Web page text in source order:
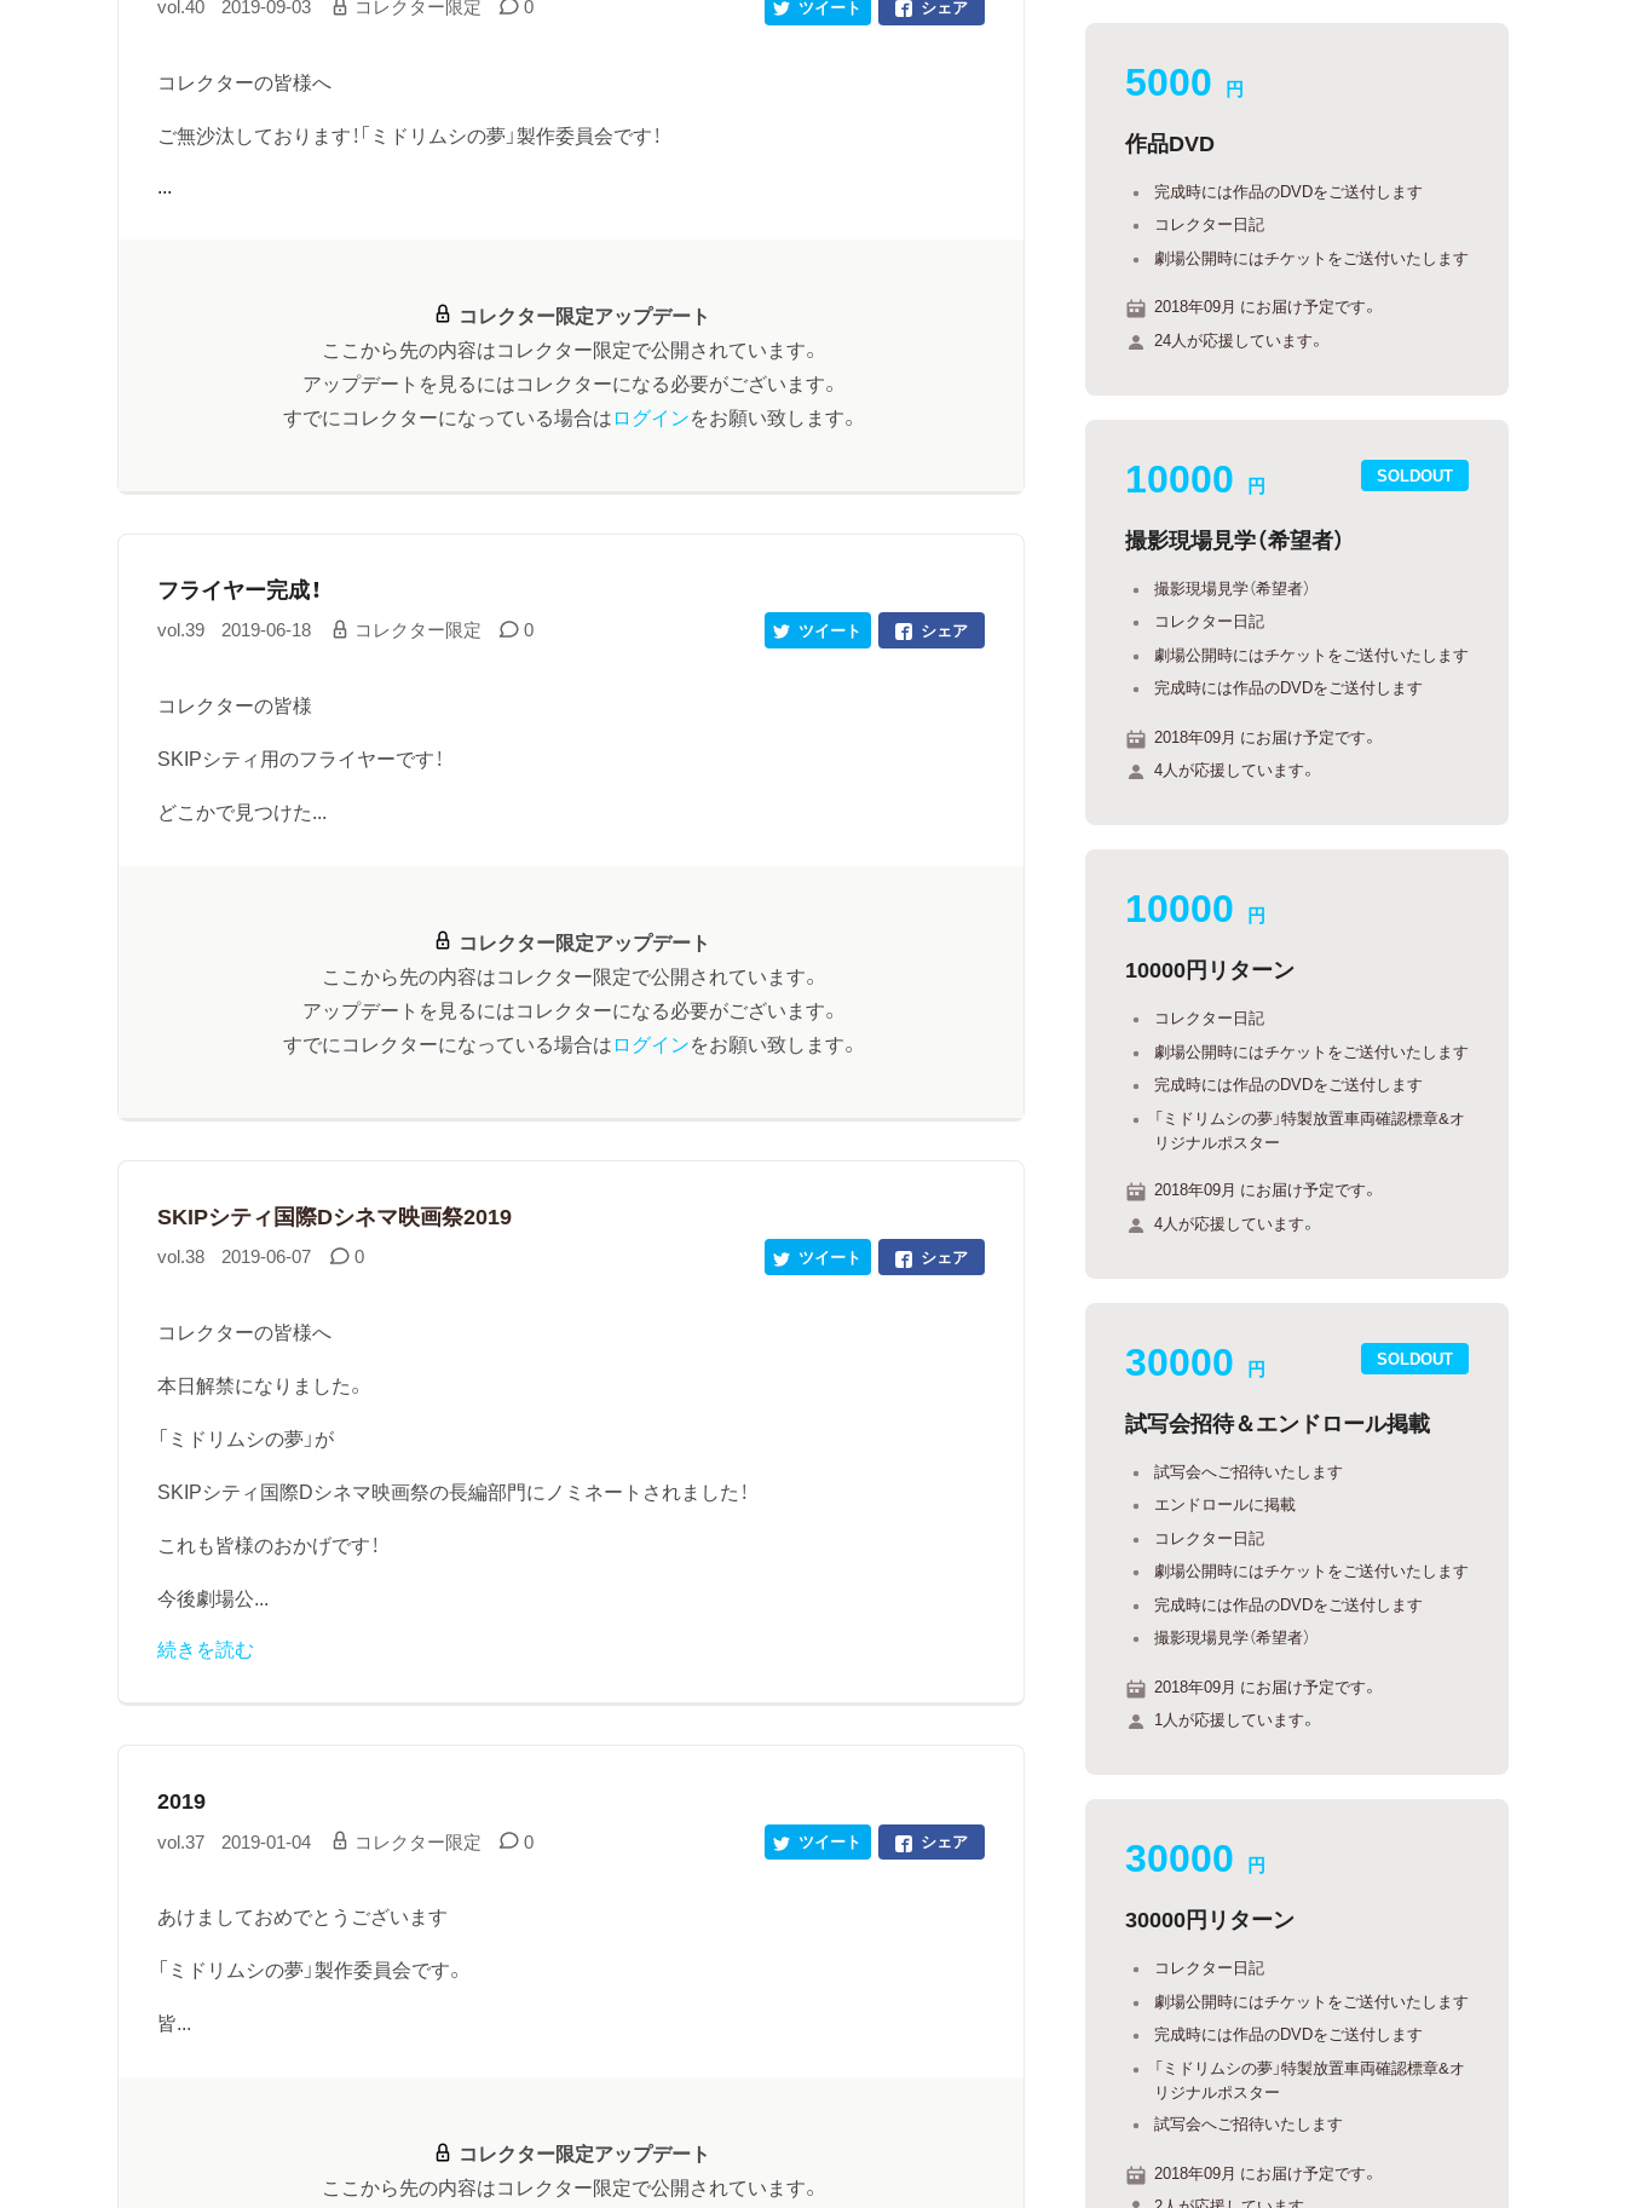
vol.40 2019-09-03 コレクター限定 0 シェア
ツイート
コレクターの皆様へ
ご無沙汰しております！「ミドリムシの夢」製作委員会です！
...
コレクター限定アップデート
ここから先の内容はコレクター限定で公開されています。
アップデートを見るにはコレクターになる必要がございます。
すでにコレクターになっている場合はログインをお願い致します。
フライヤー完成！
vol.39 2019-06-18 コレクター限定 0 シェア
ツイート
コレクターの皆様
SKIPシティ用のフライヤーです！
どこかで見つけた...
コレクター限定アップデート
ここから先の内容はコレクター限定で公開されています。
アップデートを見るにはコレクターになる必要がございます。
すでにコレクターになっている場合はログインをお願い致します。
SKIPシティ国際Dシネマ映画祭2019
vol.38 2019-06-07 0 シェア
ツイート
コレクターの皆様へ
本日解禁になりました。
「ミドリムシの夢」が
SKIPシティ国際Dシネマ映画祭の長編部門にノミネートされました！
これも皆様のおかげです！
今後劇場公...
続きを読む
2019
vol.37 2019-01-04 コレクター限定 0 シェア
ツイート
あけましておめでとうございます
「ミドリムシの夢」製作委員会です。
皆...
コレクター限定アップデート
ここから先の内容はコレクター限定で公開されています。
5000 円
作品DVD
完成時には作品のDVDをご送付します
コレクター日記
劇場公開時にはチケットをご送付いたします
2018年09月 にお届け予定です。
24人が応援しています。
SOLDOUT
10000 円
撮影現場見学（希望者）
撮影現場見学（希望者）
コレクター日記
劇場公開時にはチケットをご送付いたします
完成時には作品のDVDをご送付します
2018年09月 にお届け予定です。
4人が応援しています。
10000 円
10000円リターン
コレクター日記
劇場公開時にはチケットをご送付いたします
完成時には作品のDVDをご送付します
「ミドリムシの夢」特製放置車両確認標章&オ
リジナルポスター
2018年09月 にお届け予定です。
4人が応援しています。
SOLDOUT
30000 円
試写会招待＆エンドロール掲載
試写会へご招待いたします
エンドロールに掲載
コレクター日記
劇場公開時にはチケットをご送付いたします
完成時には作品のDVDをご送付します
撮影現場見学（希望者）
2018年09月 にお届け予定です。
1人が応援しています。
30000 円
30000円リターン
コレクター日記
劇場公開時にはチケットをご送付いたします
完成時には作品のDVDをご送付します
「ミドリムシの夢」特製放置車両確認標章&オ
リジナルポスター
試写会へご招待いたします
2018年09月 にお届け予定です。